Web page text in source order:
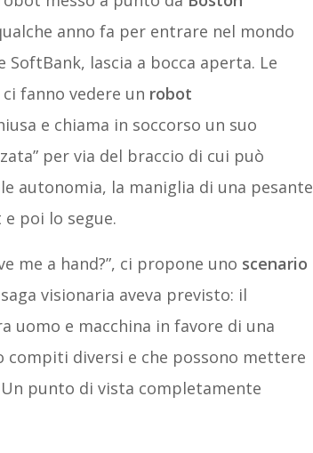
anno fa per entrare nel mondo
lascia a bocca aperta. Le
fanno vedere un robot
e chiama in soccorso un suo
per via del braccio di cui può
autonomia, la maniglia di una pesante
poi lo segue.
me a hand?”, ci propone uno scenario
visionaria aveva previsto: il
uomo e macchina in favore di una
compiti diversi e che possono mettere
punto di vista completamente